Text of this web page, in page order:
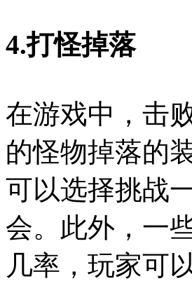
4.打怪掉落
在游戏中，击
的怪物掉落的
可以选择挑战
会。此外，一
几率，玩家可